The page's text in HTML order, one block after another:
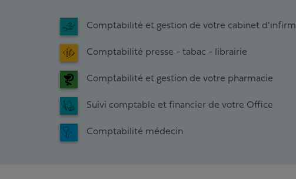
Comptabilité et gestion de votre cabinet
Comptabilité presse - tabac - librairie
Comptabilité et gestion de votre pharmacie
Suivi comptable et financier de votre Office
Comptabilité médecin